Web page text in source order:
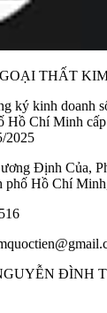
THẤT
ký kinh doanh
Hồ Chí Minh
2025
Định Của,
phố Hồ Chí
ĐÌNH